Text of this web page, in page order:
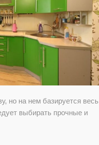
но на нем базируется весь
выбирать прочные и